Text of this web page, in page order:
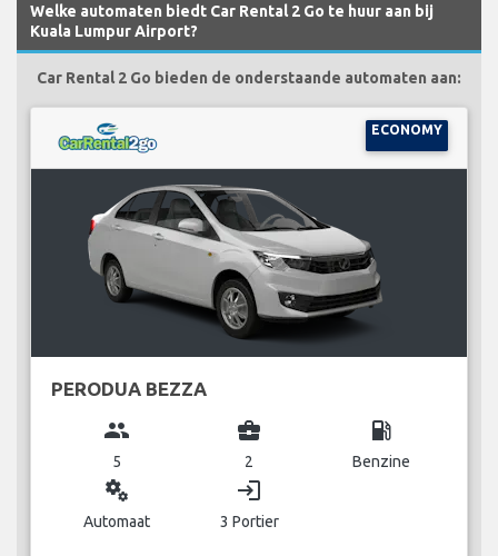
Welke automaten biedt Car Rental 2 Go te huur aan bij
Kuala Lumpur Airport?
Car Rental 2 Go bieden de onderstaande automaten aan:
ECONOMY
PERODUA BEZZA
group
5
business_center
2
local_gas_station
Benzine
miscellaneous_services
Automaat
login
3 Portier